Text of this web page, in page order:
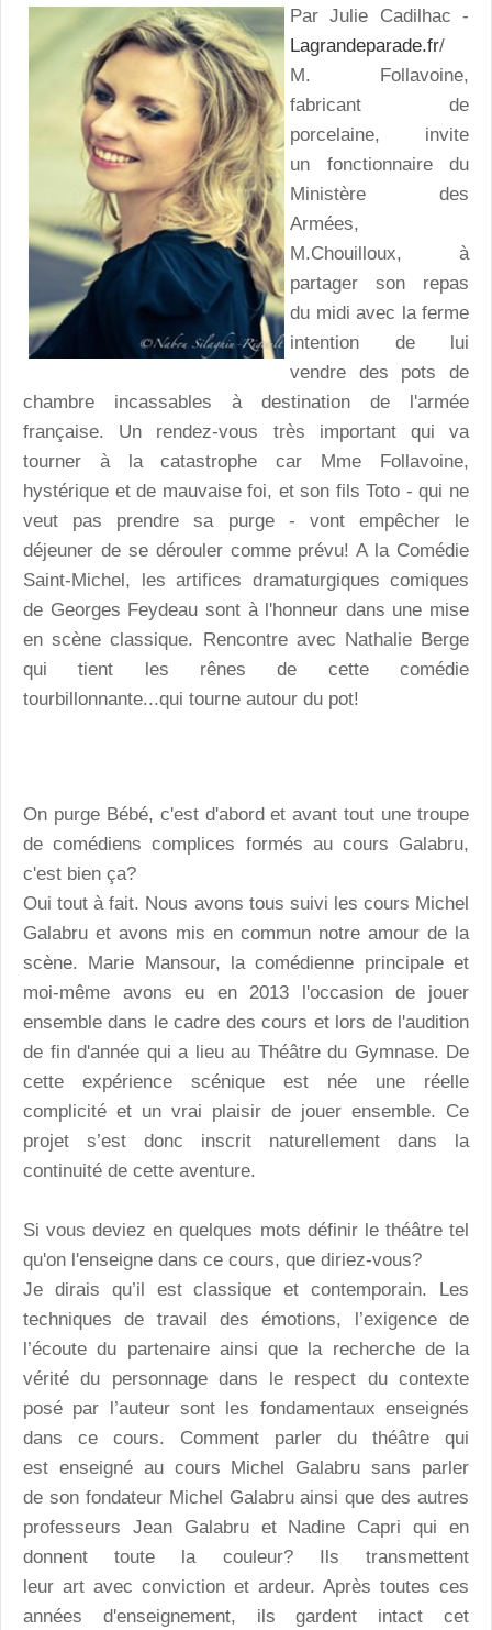
Par Julie Cadilhac -
Lagrandeparade.fr/
M. Follavoine,
fabricant de
porcelaine, invite
un fonctionnaire du
Ministère des
Armées,
M.Chouilloux, à
partager son repas
du midi avec la ferme
intention de lui
vendre des pots de
chambre incassables à destination de l'armée
française. Un rendez-vous très important qui va
tourner à la catastrophe car Mme Follavoine,
hystérique et de mauvaise foi, et son fils Toto - qui ne
veut pas prendre sa purge - vont empêcher le
déjeuner de se dérouler comme prévu! A la Comédie
Saint-Michel, les artifices dramaturgiques comiques
de Georges Feydeau sont à l'honneur dans une mise
en scène classique. Rencontre avec Nathalie Berge
qui tient les rênes de cette comédie
tourbillonnante...qui tourne autour du pot!
On purge Bébé, c'est d'abord et avant tout une troupe
de comédiens complices formés au cours Galabru,
c'est bien ça?
Oui tout à fait. Nous avons tous suivi les cours Michel
Galabru et avons mis en commun notre amour de la
scène. Marie Mansour, la comédienne principale et
moi-même avons eu en 2013 l'occasion de jouer
ensemble dans le cadre des cours et lors de l'audition
de fin d'année qui a lieu au Théâtre du Gymnase. De
cette expérience scénique est née une réelle
complicité et un vrai plaisir de jouer ensemble. Ce
projet s’est donc inscrit naturellement dans la
continuité de cette aventure.
Si vous deviez en quelques mots définir le théâtre tel
qu'on l'enseigne dans ce cours, que diriez-vous?
Je dirais qu’il est classique et contemporain. Les
techniques de travail des émotions, l’exigence de
l’écoute du partenaire ainsi que la recherche de la
vérité du personnage dans le respect du contexte
posé par l’auteur sont les fondamentaux enseignés
dans ce cours. Comment parler du théâtre qui
est enseigné au cours Michel Galabru sans parler
de son fondateur Michel Galabru ainsi que des autres
professeurs Jean Galabru et Nadine Capri qui en
donnent toute la couleur? Ils transmettent
leur art avec conviction et ardeur. Après toutes ces
années d'enseignement, ils gardent intact cet